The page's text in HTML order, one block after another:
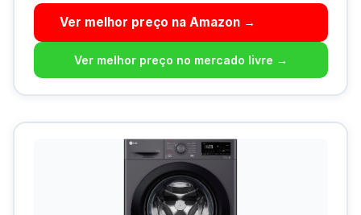
Ver melhor preço na Amazon →
Ver melhor preço no mercado livre →